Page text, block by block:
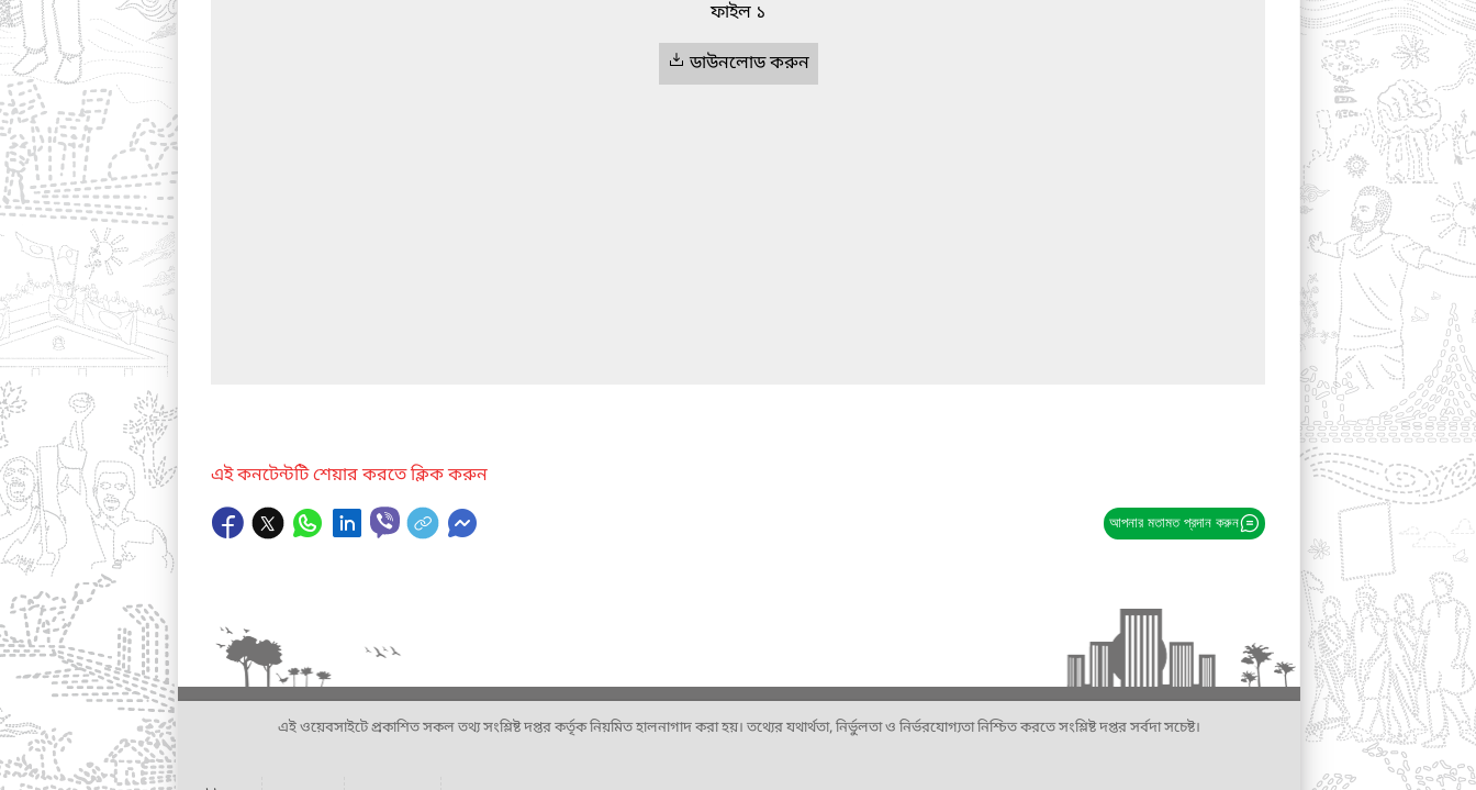
ফাইল ১
ডাউনলোড করুন
এই কনটেন্টটি শেয়ার করতে ক্লিক করুন
আপনার মতামত প্রদান করুন
এই ওয়েবসাইটে প্রকাশিত সকল তথ্য সংশ্লিষ্ট দপ্তর কর্তৃক নিয়মিত হালনাগাদ করা হয়। তথ্যের যথার্থতা, নির্ভুলতা ও নির্ভরযোগ্যতা নিশ্চিত করতে সংশ্লিষ্ট দপ্তর সর্বদা সচেষ্ট।